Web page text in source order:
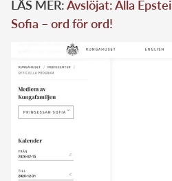
LÄS MER:Avslöjat: Alla
Sofia – ord för ord!